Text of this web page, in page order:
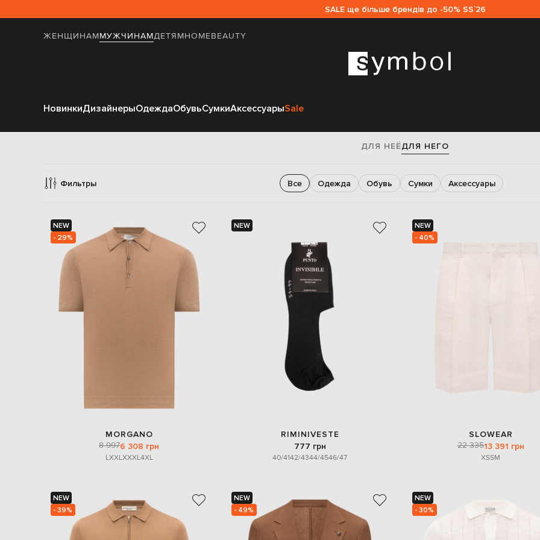
SALE ще більше брендів до -50% SS`26
ЖЕНЩИНАММУЖЧИНАМДЕТЯМHOMEBEAUTY
НовинкиДизайнерыОдеждаОбувьСумкиАксессуарыSale
ДЛЯ НЕЁДЛЯ НЕГО
Фильтры Все Одежда Обувь Сумки Аксессуары
NEW
- 29%
MORGANO
8 9976 308 грн
LXXLXXXL4XL
NEW
RIMINIVESTE
777 грн
40/4142/4344/4546/47
NEW
- 40%
SLOWEAR
22 33513 391 грн
XSSM
NEW
- 39%
NEW
- 49%
NEW
- 30%